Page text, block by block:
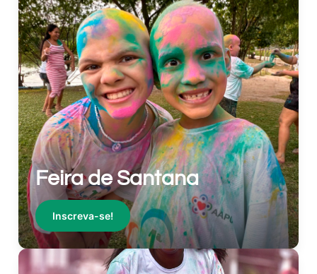
Feira de Santana
Inscreva-se!